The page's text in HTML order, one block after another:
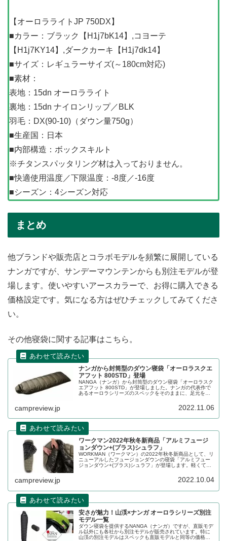
【オーロラライトJP 750DX】
■カラー：ブラック【H1j7bK14】,コヨーテ
【H1j7KY14】,ダークカーキ【H1j7dk14】
■サイズ：レギュラーサイズ(～180cm対応)
■素材：
表地：15dn オーロラライト
裏地：15dn ナイロンリップ／BLK
羽毛：DX(90-10)（ダウン量750g）
■生産国：日本
■内部構造：ボックスキルト
※チタンスパッタリング材は入っておりません。
■快適使用温度／下限温度：-8度／-16度
■シーズン：4シーズン対応
まとめ
他ブランドや販売店とコラボモデルを頻繁に展開している
ナンガですが、サンデーマウンテンからも別注モデルが登
場します。使いやすいアースカラーで、お得に購入できる
価格設定です。気になる方はぜひチェックしてみてくださ
い。
その他寝袋に関する記事はこちら。
ナンガから封筒型のダウン寝袋「オーロラスクエ
アフット 800STD」登場
NANGA（ナンガ）から封筒型のダウン寝袋「オーロラスク
エアフット 800STD」が登場しました。ナンガの代表作で
あるオーロラシリーズのスペックをそのままに、足元をス
campreview.jp 2022.11.06
ワークマン2022年秋冬新商品「アルミフュージ
ョンダウン+(プラス)シュラフ」
WORKMAN（ワークマン）の2022年秋冬新商品として、リ
ニューアルしたフュージョンダウンの寝袋「アルミフュー
ジョンダウン+(プラス)シュラフ」が登場します。軽くて暖
Web限定販売です。詳細をレビューします。
campreview.jp 2022.10.04
安さが魅力！山渓×ナンガ オーロラシリーズ別注
モデル一覧
ダウン寝袋を提供するNANGA（ナンガ）ですが、直販モデ
ル以外にも各社から別注モデルが販売されています。特に
山渓の別注モデルはスペックも直販モデルと同等の価格は